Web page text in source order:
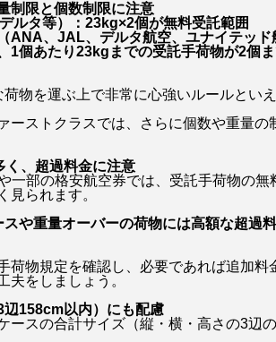
制限と個数制限に注意
ルタ等）：23kg×2個が無料受託範囲
ANA、JAL、デルタ航空、ユナイテッド
1個あたり23kgまでの受託手荷物が2個
物を運ぶ上で非常に心強いルールといえ
ーストクラスでは、さらに個数や重量の
く、超過料金に注意
一部の格安航空券では、受託手荷物の無
見られます。
や重量オーバーの荷物には高額な超過
荷物規定を確認し、必要であれば追加料
夫をしましょう。
辺158cm以内）にも配慮
ースの合計サイズ（縦・横・高さの3辺